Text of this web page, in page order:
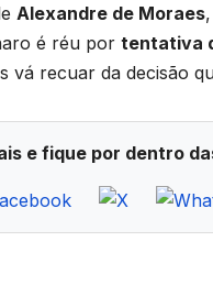
Alexandre de Moraes
é réu por tentativa
vá recuar da decisão
e fique por dentro